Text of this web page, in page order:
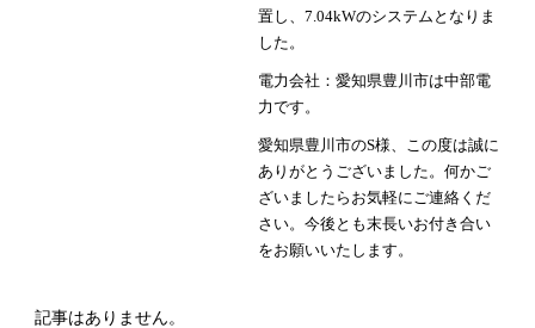
置し、7.04kWのシステムとなりま
した。
電力会社：愛知県豊川市は中部電
力です。
愛知県豊川市のS様、この度は誠に
ありがとうございました。何かご
ざいましたらお気軽にご連絡くだ
さい。今後とも末長いお付き合い
をお願いいたします。
記事はありません。